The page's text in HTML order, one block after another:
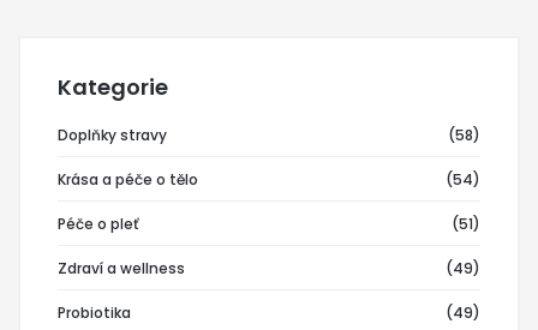
Kategorie
Doplňky stravy (58)
Krása a péče o tělo (54)
Péče o pleť (51)
Zdraví a wellness (49)
Probiotika (49)